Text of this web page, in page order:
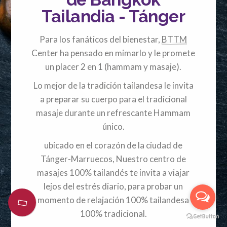
Tailandia - Tánger
Para los fanáticos del bienestar, BTTM
Center ha pensado en mimarlo y le promete
un placer 2 en 1 (hammam y masaje).
Lo mejor de la tradición tailandesa le invita
a preparar su cuerpo para el tradicional
masaje durante un refrescante Hammam
único.
ubicado en el corazón de la ciudad de
Tánger-Marruecos, Nuestro centro de
masajes 100% tailandés te invita a viajar
lejos del estrés diario, para probar un
momento de relajación 100% tailandesa
100% tradicional.